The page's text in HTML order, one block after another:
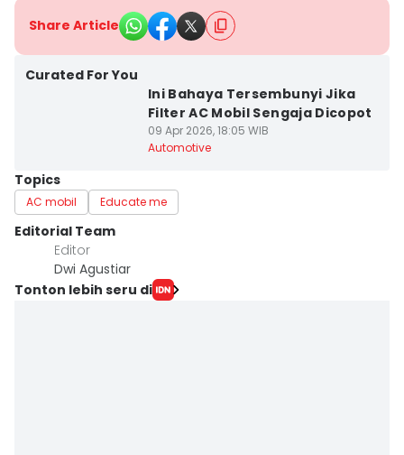
Share Article
Curated For You
Ini Bahaya Tersembunyi Jika
Filter AC Mobil Sengaja Dicopot
09 Apr 2026, 18:05 WIB
Automotive
Topics
AC mobil Educate me
Editorial Team
Editor
Dwi Agustiar
Tonton lebih seru di